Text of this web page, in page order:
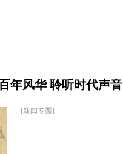
风华 聆听时代声音
[新闻专题]